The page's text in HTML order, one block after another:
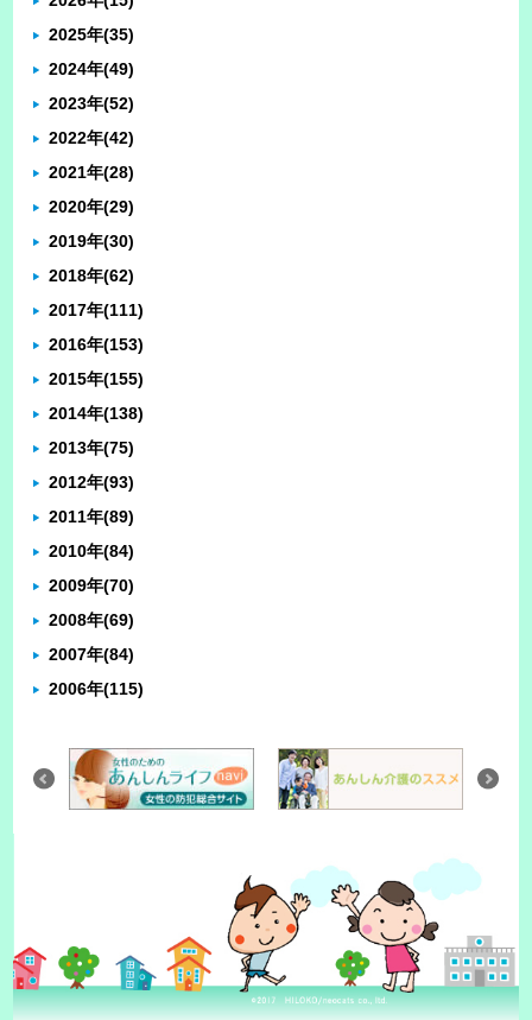
2025年(35)
2024年(49)
2023年(52)
2022年(42)
2021年(28)
2020年(29)
2019年(30)
2018年(62)
2017年(111)
2016年(153)
2015年(155)
2014年(138)
2013年(75)
2012年(93)
2011年(89)
2010年(84)
2009年(70)
2008年(69)
2007年(84)
2006年(115)